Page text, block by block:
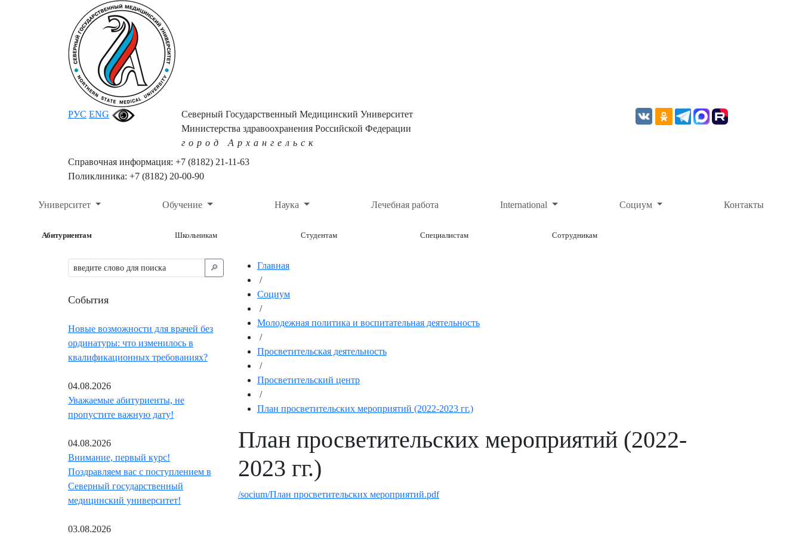
РУС ENG
Северный Государственный Медицинский Университет
Министерства здравоохранения Российской Федерации
город Архангельск
Справочная информация: +7 (8182) 21-11-63
Поликлиника: +7 (8182) 20-00-90
Университет Обучение Наука Лечебная работа International Социум Контакты
Абитуриентам Школьникам Студентам Специалистам Сотрудникам
🔎︎
События
Новые возможности для врачей без
ординатуры: что изменилось в
квалификационных требованиях?
04.08.2026
Уважаемые абитуриенты, не
пропустите важную дату!
04.08.2026
Внимание, первый курс!
Поздравляем вас с поступлением в
Северный государственный
медицинский университет!
03.08.2026
Главная
/
Социум
/
Молодежная политика и воспитательная деятельность
/
Просветительская деятельность
/
Просветительский центр
/
План просветительских мероприятий (2022-2023 гг.)
План просветительских мероприятий (2022-
2023 гг.)
/socium/План просветительских мероприятий.pdf